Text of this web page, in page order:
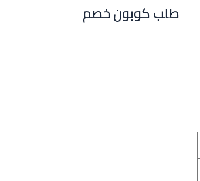
طلب كوبون خصم